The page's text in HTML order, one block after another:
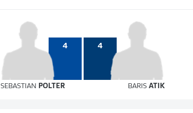
4 4
SEBASTIAN POLTER BARIS ATIK